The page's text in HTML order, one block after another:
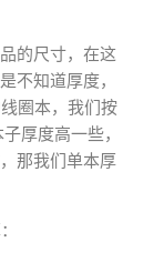
的尺寸，在这
不知道厚度，
圈本，我们按
厚度高一些，
那我们单本厚